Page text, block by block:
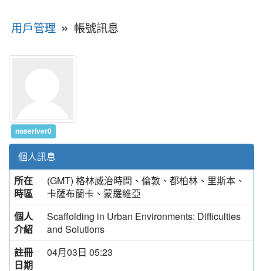
用戶管理 » 帳號訊息
noseriver0
個人訊息
所在
時區
(GMT) 格林威治時間、倫敦、都柏林、里斯本、
卡薩布蘭卡、蒙羅維亞
個人
介紹
Scaffolding in Urban Environments: Difficulties
and Solutions
註冊
日期
04月03日 05:23